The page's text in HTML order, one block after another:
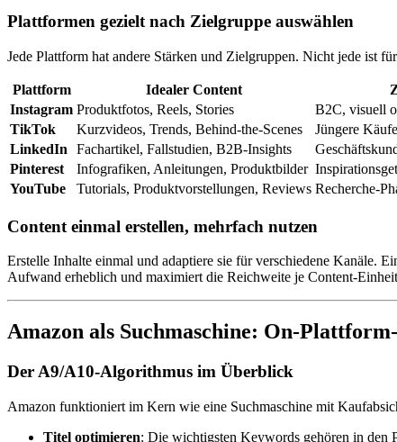
Plattformen gezielt nach Zielgruppe auswählen
Jede Plattform hat andere Stärken und Zielgruppen. Nicht jede ist
Plattform Idealer Content
Instagram Produktfotos, Reels, Stories
B2C, visuell
TikTok
Kurzvideos, Trends, Behind-the-Scenes
Jüngere
LinkedIn
Fachartikel, Fallstudien, B2B-Insights
Pinterest
Infografiken, Anleitungen, Produktbilder
YouTube
Tutorials, Produktvorstellungen, Reviews Recherche-
Content einmal erstellen, mehrfach nutzen
Erstelle Inhalte einmal und adaptiere sie für verschiedene Kanäle.
Aufwand erheblich und maximiert die Reichweite je Content-
Amazon als Suchmaschine: On-
Der A9/A10-Algorithmus im Überblick
Amazon funktioniert im Kern wie eine Suchmaschine mit
Titel optimieren: Die wichtigsten Keywords gehören in den